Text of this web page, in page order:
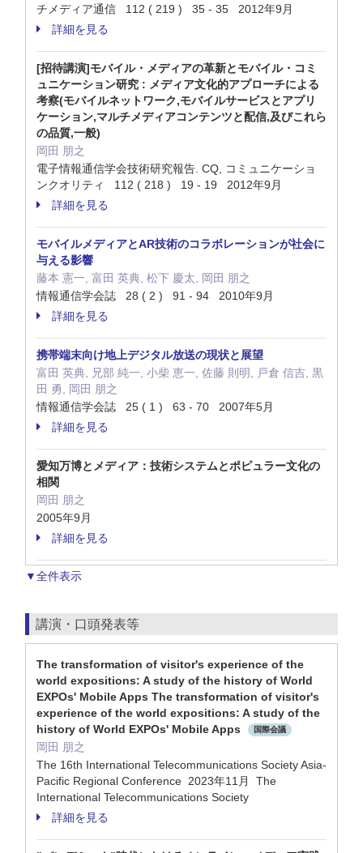
チメディア通信 112 ( 219 ) 35 - 35 2012年9月
詳細を見る
[招待講演]モバイル・メディアの革新とモバイル・コミ
ュニケーション研究 : メディア文化的アプローチによる
考察(モバイルネットワーク,モバイルサービスとアプリ
ケーション,マルチメディアコンテンツと配信,及びこれら
の品質,一般)
岡田 朋之
電子情報通信学会技術研究報告. CQ, コミュニケーショ
ンクオリティ 112 ( 218 ) 19 - 19 2012年9月
詳細を見る
モバイルメディアとAR技術のコラボレーションが社会に
与える影響
藤本 憲一, 富田 英典, 松下 慶太, 岡田 朋之
情報通信学会誌 28 ( 2 ) 91 - 94 2010年9月
詳細を見る
携帯端末向け地上デジタル放送の現状と展望
富田 英典, 兄部 純一, 小柴 恵一, 佐藤 則明, 戸倉 信吉, 黒
田 勇, 岡田 朋之
情報通信学会誌 25 ( 1 ) 63 - 70 2007年5月
詳細を見る
愛知万博とメディア：技術システムとポピュラー文化の
相関
岡田 朋之
2005年9月
詳細を見る
▼全件表示
講演・口頭発表等
The transformation of visitor's experience of the
world expositions: A study of the history of World
EXPOs' Mobile Apps The transformation of visitor's
experience of the world expositions: A study of the
history of World EXPOs' Mobile Apps
国際会議
岡田 朋之
The 16th International Telecommunications Society Asia-
Pacific Regional Conference 2023年11月 The
International Telecommunications Society
詳細を見る